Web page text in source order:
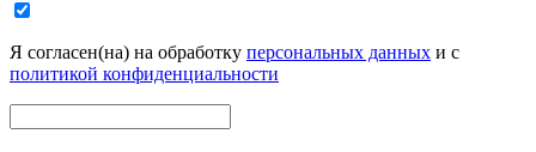
Я согласен(на) на обработку персональных данных и с
политикой конфиденциальности